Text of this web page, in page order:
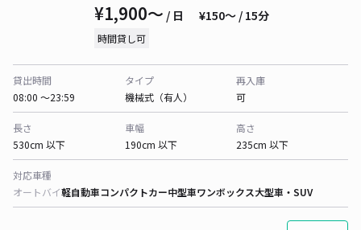
¥1,900〜 / 日 ¥150〜 / 15分
時間貸し可
貸出時間
08:00 〜23:59
タイプ
機械式（有人）
再入庫
可
長さ
530cm 以下
車幅
190cm 以下
高さ
235cm 以下
対応車種
オートバイ軽自動車コンパクトカー中型車ワンボックス大型車・SUV